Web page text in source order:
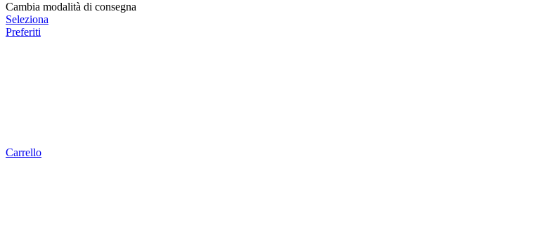
Cambia modalità di consegna
Seleziona
Preferiti
Carrello